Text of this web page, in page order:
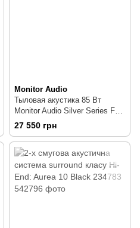
Monitor Audio
Тыловая акустика 85 Вт
Monitor Audio Silver Series FX
Black Gloss
27 550 грн